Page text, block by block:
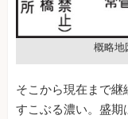
概略地
そこから現在まで
すこぶる濃い。盛期